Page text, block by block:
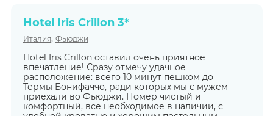
Hotel Iris Crillon 3*
Италия, Фьюджи
Hotel Iris Crillon оставил очень приятное
впечатление! Сразу отмечу удачное
расположение: всего 10 минут пешком до
Термы Бонифаччо, ради которых мы с мужем
приехали во Фьюджи. Номер чистый и
комфортный, всё необходимое в наличии, с